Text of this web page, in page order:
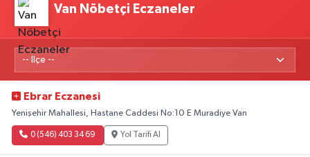
Van Nöbetçi Eczaneler
Ebrar Eczanesi
Yenişehir Mahallesi, Hastane Caddesi No:10 E Muradiye Van
0 (546) 403 34 69 Yol Tarifi Al